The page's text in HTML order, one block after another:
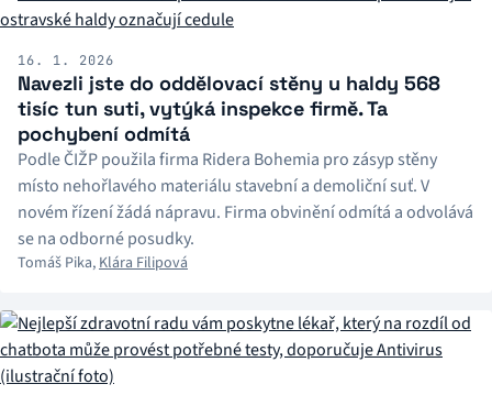
16. 1. 2026
Navezli jste do oddělovací stěny u haldy 568
tisíc tun suti, vytýká inspekce firmě. Ta
pochybení odmítá
Podle ČIŽP použila firma Ridera Bohemia pro zásyp stěny
místo nehořlavého materiálu stavební a demoliční suť. V
novém řízení žádá nápravu. Firma obvinění odmítá a odvolává
se na odborné posudky.
Tomáš Pika, Klára Filipová